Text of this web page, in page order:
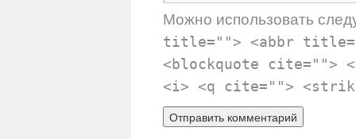
Можно использовать
title=""> <abbr
<blockquote cite="">
<i> <q cite="">